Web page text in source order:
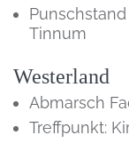
Tinnum
Westerland
Abmarsch
Treffpunkt: